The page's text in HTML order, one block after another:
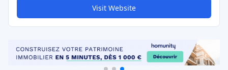
Visit Website